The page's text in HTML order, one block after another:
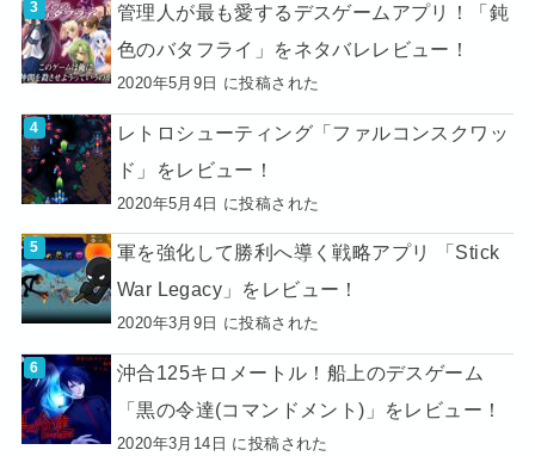
管理人が最も愛するデスゲームアプリ！「鈍
色のバタフライ」をネタバレレビュー！
2020年5月9日 に投稿された
レトロシューティング「ファルコンスクワッ
ド」をレビュー！
2020年5月4日 に投稿された
軍を強化して勝利へ導く戦略アプリ 「Stick
War Legacy」をレビュー！
2020年3月9日 に投稿された
沖合125キロメートル！船上のデスゲーム
「黒の令達(コマンドメント)」をレビュー！
2020年3月14日 に投稿された